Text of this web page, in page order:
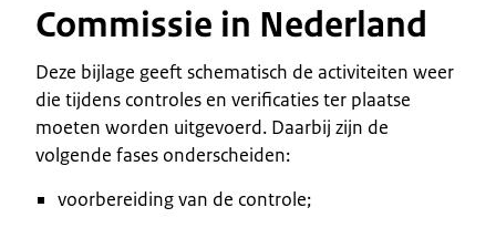
Commissie in Nederland
Deze bijlage geeft schematisch de activiteiten weer
die tijdens controles en verificaties ter plaatse
moeten worden uitgevoerd. Daarbij zijn de
volgende fases onderscheiden:
voorbereiding van de controle;